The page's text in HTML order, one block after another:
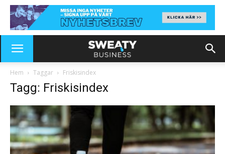
Hem Taggar Friskisindex
Tagg: Friskisindex